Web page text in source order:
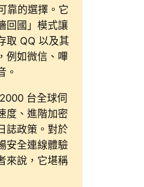
靠的選擇。它
回國」模式讓
取 QQ 以及其
例如微信、嗶
。
台全球伺
度、進階加密
誌政策。對於
安全連線體驗
來說，它堪稱